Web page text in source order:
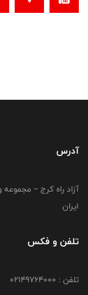
آدرس
آزاد راه کرج –
ایران
تلفن و فکس
تلفن : 02149764000